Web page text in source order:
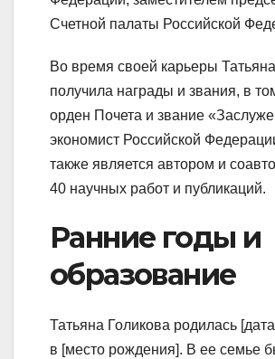
Счетной палаты Российской
Во время своей карьеры
получила награды и звания, в
орден Почета и звание
экономист Российской
также является автором и
40 научных работ и публикаций.
Ранние годы и
образование
Татьяна Голикова родилась
в [место рождения]. В ее семье